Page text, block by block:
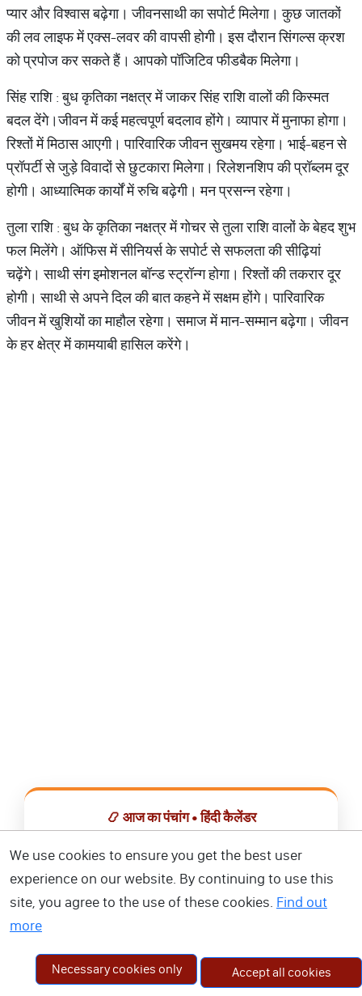
प्यार और विश्वास बढ़ेगा। जीवनसाथी का सपोर्ट मिलेगा। कुछ जातकों
की लव लाइफ में एक्स-लवर की वापसी होगी। इस दौरान सिंगल्स क्रश
को प्रपोज कर सकते हैं। आपको पॉजिटिव फीडबैक मिलेगा।
सिंह राशि : बुध कृतिका नक्षत्र में जाकर सिंह राशि वालों की किस्मत
बदल देंगे।जीवन में कई महत्वपूर्ण बदलाव होंगे। व्यापार में मुनाफा होगा।
रिश्तों में मिठास आएगी। पारिवारिक जीवन सुखमय रहेगा। भाई-बहन से
प्रॉपर्टी से जुड़े विवादों से छुटकारा मिलेगा। रिलेशनशिप की प्रॉब्लम दूर
होगी। आध्यात्मिक कार्यों में रुचि बढ़ेगी। मन प्रसन्न रहेगा।
तुला राशि : बुध के कृतिका नक्षत्र में गोचर से तुला राशि वालों के बेहद शुभ
फल मिलेंगे। ऑफिस में सीनियर्स के सपोर्ट से सफलता की सीढ़ियां
चढ़ेंगे। साथी संग इमोशनल बॉन्ड स्ट्रॉन्ग होगा। रिश्तों की तकरार दूर
होगी। साथी से अपने दिल की बात कहने में सक्षम होंगे। पारिवारिक
जीवन में खुशियों का माहौल रहेगा। समाज में मान-सम्मान बढ़ेगा। जीवन
के हर क्षेत्र में कामयाबी हासिल करेंगे।
📿 आज का पंचांग • हिंदी कैलेंडर
📅 हिंदी कैलेंडर ऐप डाउनलोड करें
We use cookies to ensure you get the best user
experience on our website. By continuing to use this
site, you agree to the use of these cookies. Find out
more
Necessary cookies only Accept all cookies